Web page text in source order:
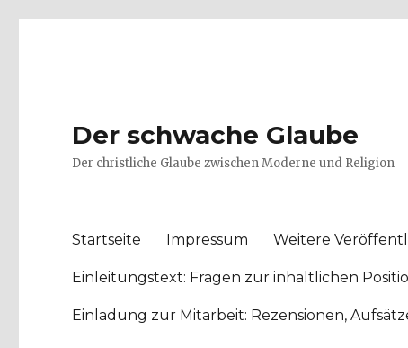
Der schwache Glaube
Der christliche Glaube zwischen Moderne und Religion
Startseite Impressum Weitere
Einleitungstext: Fragen zur inhaltlichen
Einladung zur Mitarbeit: Rezensionen,